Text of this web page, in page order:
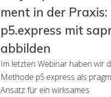
ment in der Praxis:
p5.express mit
abbilden
Im letzten Webinar haben wir
Methode p5.express als
Ansatz für ein wirksames